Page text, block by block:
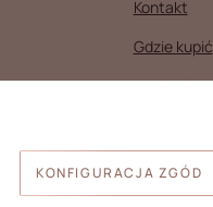
Kontakt
Gdzie kupić
Inspiracje
Kariera
KONFIGURACJA ZGÓD